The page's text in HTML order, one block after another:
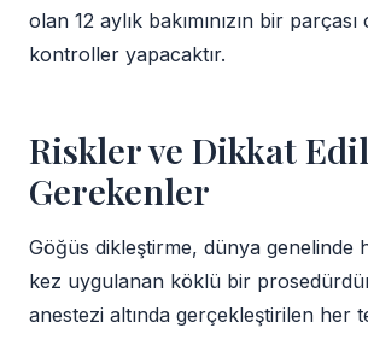
olan 12 aylık bakımınızın bir
kontroller yapacaktır.
Riskler ve Dikkat
Gerekenler
Göğüs dikleştirme, dünya genelinde
kez uygulanan köklü bir
anestezi altında gerçekleştirilen her